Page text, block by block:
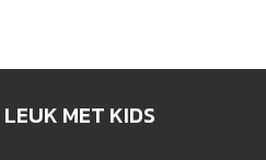
LEUK MET KIDS